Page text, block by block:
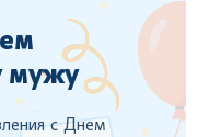
мужу
с Днем